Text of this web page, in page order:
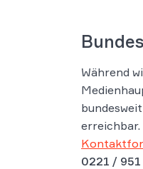
Während
erreichbar.
0221 /